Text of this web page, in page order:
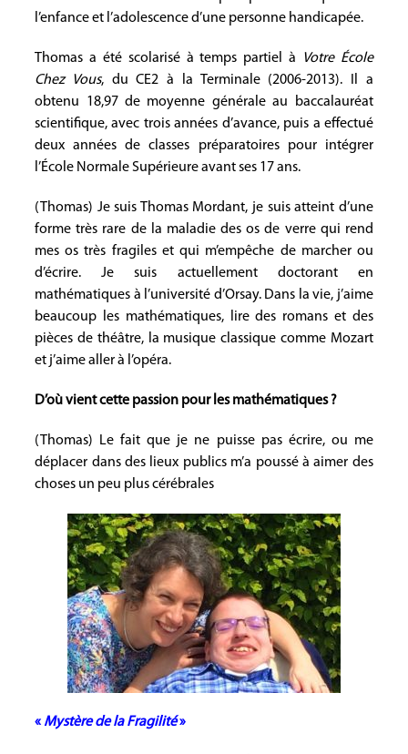
l’enfance et l’adolescence d’une personne handicapée.
Thomas a été scolarisé à temps partiel à
Votre École
Chez Vous, du CE2 à la Terminale (2006-2013). Il a
obtenu 18,97 de moyenne générale au baccalauréat
scientifique, avec trois années d’avance, puis a effectué
deux années de classes préparatoires pour intégrer
l’École Normale Supérieure avant ses 17 ans.
(Thomas) Je suis Thomas Mordant, je suis atteint d’une
forme très rare de la maladie des os de verre qui rend
mes os très fragiles et qui m’empêche de marcher ou
d’écrire. Je suis actuellement doctorant en
mathématiques à l’université d’Orsay. Dans la vie, j’aime
beaucoup les mathématiques, lire des romans et des
pièces de théâtre, la musique classique comme Mozart
et j’aime aller à l’opéra.
D’où vient cette passion pour les mathématiques ?
(Thomas) Le fait que je ne puisse pas écrire, ou me
déplacer dans des lieux publics m’a poussé à aimer des
choses un peu plus cérébrales
« Mystère de la Fragilité»